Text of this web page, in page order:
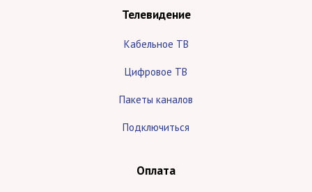
Телевидение
Кабельное ТВ
Цифровое ТВ
Пакеты каналов
Подключиться
Оплата